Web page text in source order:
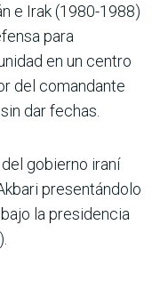
e Irak (1980-1988)
para
en un centro
del comandante
dar fechas.
gobierno iraní
presentándolo
la presidencia